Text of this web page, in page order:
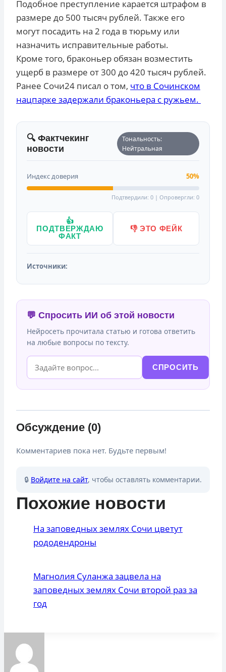
Подобное преступление карается штрафом в
размере до 500 тысяч рублей. Также его
могут посадить на 2 года в тюрьму или
назначить исправительные работы.
Кроме того, браконьер обязан возместить
ущерб в размере от 300 до 420 тысяч рублей.
Ранее Сочи24 писал о том, что в Сочинском
нацпарке задержали браконьера с ружьем.
🔍 Фактчекинг
новости
Тональность:
Нейтральная
Индекс доверия 50%
Подтвердили: 0 | Опровергли: 0
👍
ПОДТВЕРЖДАЮ
ФАКТ
👎 ЭТО ФЕЙК
Источники:
💬 Спросить ИИ об этой новости
Нейросеть прочитала статью и готова ответить
на любые вопросы по тексту.
СПРОСИТЬ
Обсуждение (0)
Комментариев пока нет. Будьте первым!
🔒 Войдите на сайт, чтобы оставлять комментарии.
Похожие новости
На заповедных землях Сочи цветут
рододендроны
Магнолия Суланжа зацвела на
заповедных землях Сочи второй раз за
год